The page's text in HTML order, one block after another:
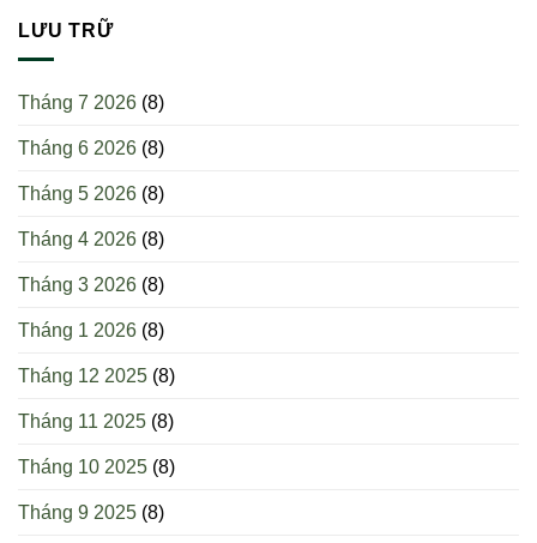
LƯU TRỮ
Tháng 7 2026 (8)
Tháng 6 2026 (8)
Tháng 5 2026 (8)
Tháng 4 2026 (8)
Tháng 3 2026 (8)
Tháng 1 2026 (8)
Tháng 12 2025 (8)
Tháng 11 2025 (8)
Tháng 10 2025 (8)
Tháng 9 2025 (8)